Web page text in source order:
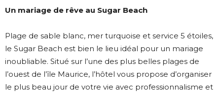
Un mariage de rêve au Sugar Beach
Plage de sable blanc, mer turquoise et service 5 étoiles,
le Sugar Beach est bien le lieu idéal pour un mariage
inoubliable. Situé sur l’une des plus belles plages de
l’ouest de l’île Maurice, l’hôtel vous propose d’organiser
le plus beau jour de votre vie avec professionnalisme et